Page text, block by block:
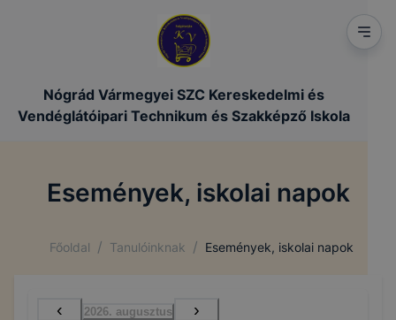
Nógrád Vármegyei SZC Kereskedelmi és
Vendéglátóipari Technikum és Szakképző Iskola
Események, iskolai napok
Főoldal / Tanulóinknak / Események, iskolai napok
‹ 2026. augusztus ›